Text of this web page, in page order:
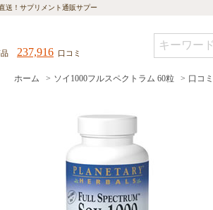
送！ サプリメント通販サプー
品 237,916 口コミ
ホーム ソイ1000フルスペクトラム 60粒 口コミ